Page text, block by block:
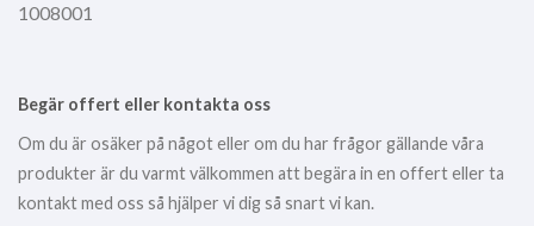
1008001
Begär offert eller kontakta oss
Om du är osäker på något eller om du har frågor gällande våra
produkter är du varmt välkommen att begära in en offert eller ta
kontakt med oss så hjälper vi dig så snart vi kan.